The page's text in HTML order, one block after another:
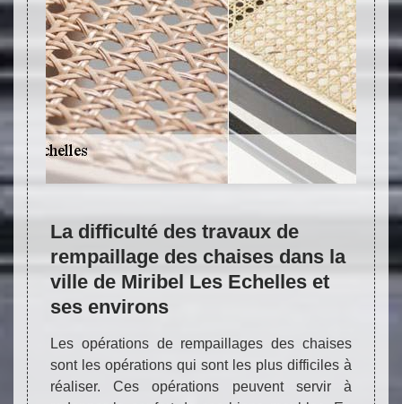
NETTOYAGE ARTISANAL - TAPIS DE
TOUTES ORIGINES ET TOUTES
DIMENSIONS
Réparation de tapis 38 Nettoyage de tapis 38
la
de
les
La difficulté des travaux de
rempaillage des chaises dans la
ville de Miribel Les Echelles et
ses environs
Les opérations de rempaillages des chaises
sont les opérations qui sont les plus difficiles à
réaliser. Ces opérations peuvent servir à
de
Les
de